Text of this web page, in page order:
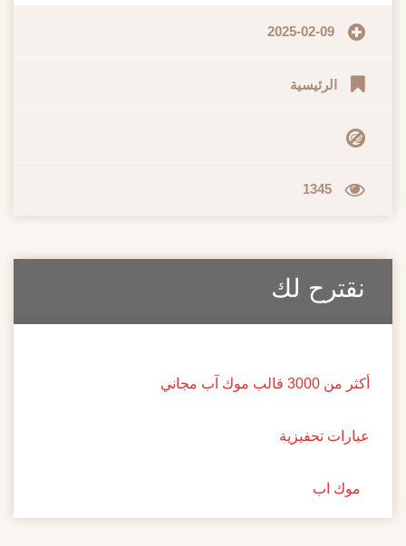
2025-02-09
الرئيسية
1345
نقترح لك
أكثر من 3000 قالب موك آب مجاني
عبارات تحفيزية
موك اب